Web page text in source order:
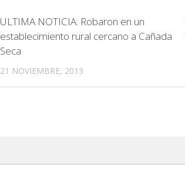
ULTIMA NOTICIA: Robaron en un
establecimiento rural cercano a Cañada
Seca
21 NOVIEMBRE, 2013